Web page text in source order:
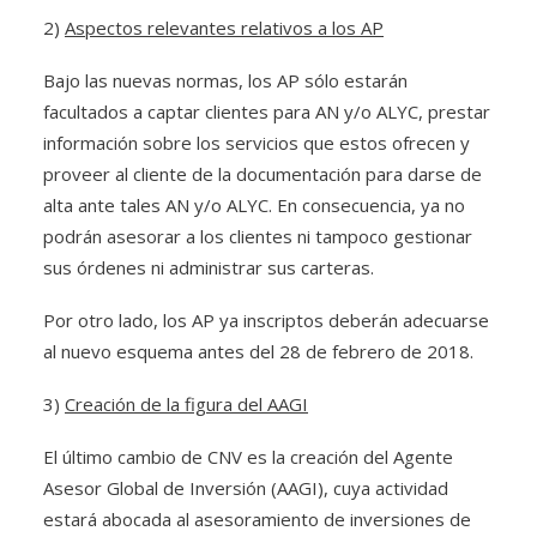
2) Aspectos relevantes relativos a los AP
Bajo las nuevas normas, los AP sólo estarán
facultados a captar clientes para AN y/o ALYC, prestar
información sobre los servicios que estos ofrecen y
proveer al cliente de la documentación para darse de
alta ante tales AN y/o ALYC. En consecuencia, ya no
podrán asesorar a los clientes ni tampoco gestionar
sus órdenes ni administrar sus carteras.
Por otro lado, los AP ya inscriptos deberán adecuarse
al nuevo esquema antes del 28 de febrero de 2018.
3) Creación de la figura del AAGI
El último cambio de CNV es la creación del Agente
Asesor Global de Inversión (AAGI), cuya actividad
estará abocada al asesoramiento de inversiones de